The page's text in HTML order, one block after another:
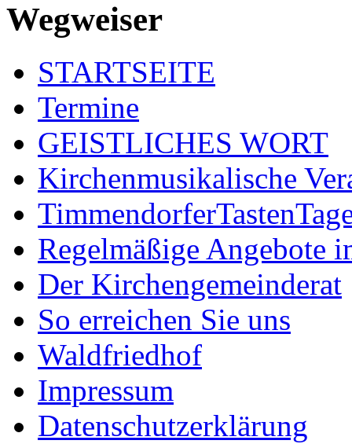
Wegweiser
STARTSEITE
Termine
GEISTLICHES WORT
Kirchenmusikalische
Regelmäßige Angebote
Der Kirchengemeinderat
So erreichen Sie uns
Waldfriedhof
Impressum
Datenschutzerklärung